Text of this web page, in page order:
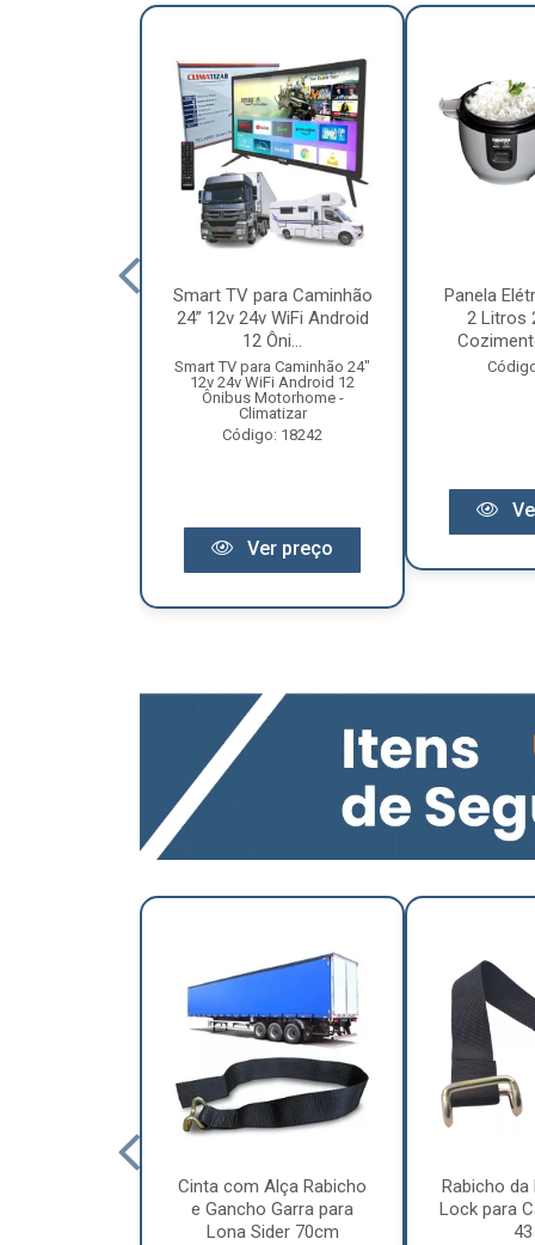
Smart TV para Caminhão
24” 12v 24v WiFi Android
12 Ôni...
Smart TV para Caminhão 24"
12v 24v WiFi Android 12
Ônibus Motorhome -
Climatizar
Código: 18242
Ver preço
Panela
2 Litros
Cinta com Alça Rabicho
e Gancho Garra para
Lona Sider 70cm
Rabicho da
Lock para